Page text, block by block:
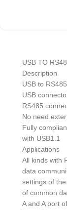
USB TO
Description
USB to
USB
RS485
No need
Fully
with USB1.1
Applications
All kinds with
data
settings of
of common
A and A port